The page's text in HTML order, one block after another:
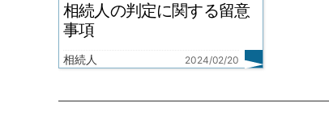
相続人の判定に関する留意
事項
相続人 2024/02/20